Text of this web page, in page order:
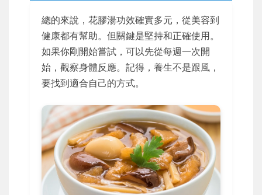
總的來說，花膠湯功效確實多元，從美容到
健康都有幫助。但關鍵是堅持和正確使用。
如果你剛開始嘗試，可以先從每週一次開
始，觀察身體反應。記得，養生不是跟風，
要找到適合自己的方式。